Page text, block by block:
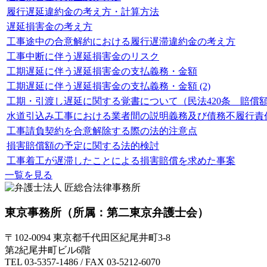
履行遅延違約金の考え方・計算方法
遅延損害金の考え方
工事途中の合意解約における履行遅滞違約金の考え方
工事中断に伴う遅延損害金のリスク
工期遅延に伴う遅延損害金の支払義務・金額
工期遅延に伴う遅延損害金の支払義務・金額 (2)
工期・引渡し遅延に関する覚書について（民法420条 賠償額
水道引込み工事における業者間の説明義務及び債務不履行責
工事請負契約を合意解除する際の法的注意点
損害賠償額の予定に関する法的検討
工事着工が遅滞したことによる損害賠償を求めた事案
一覧を見る
東京事務所 （所属：第二東京弁護士会）
〒102-0094 東京都千代田区紀尾井町3-8
第2紀尾井町ビル6階
TEL 03-5357-1486 / FAX 03-5212-6070